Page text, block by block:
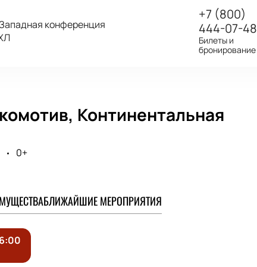
конференция
+7 (800)
444-07-48
Билеты и
бронирование
Континентальная
0+
БЛИЖАЙШИЕ МЕРОПРИЯТИЯ